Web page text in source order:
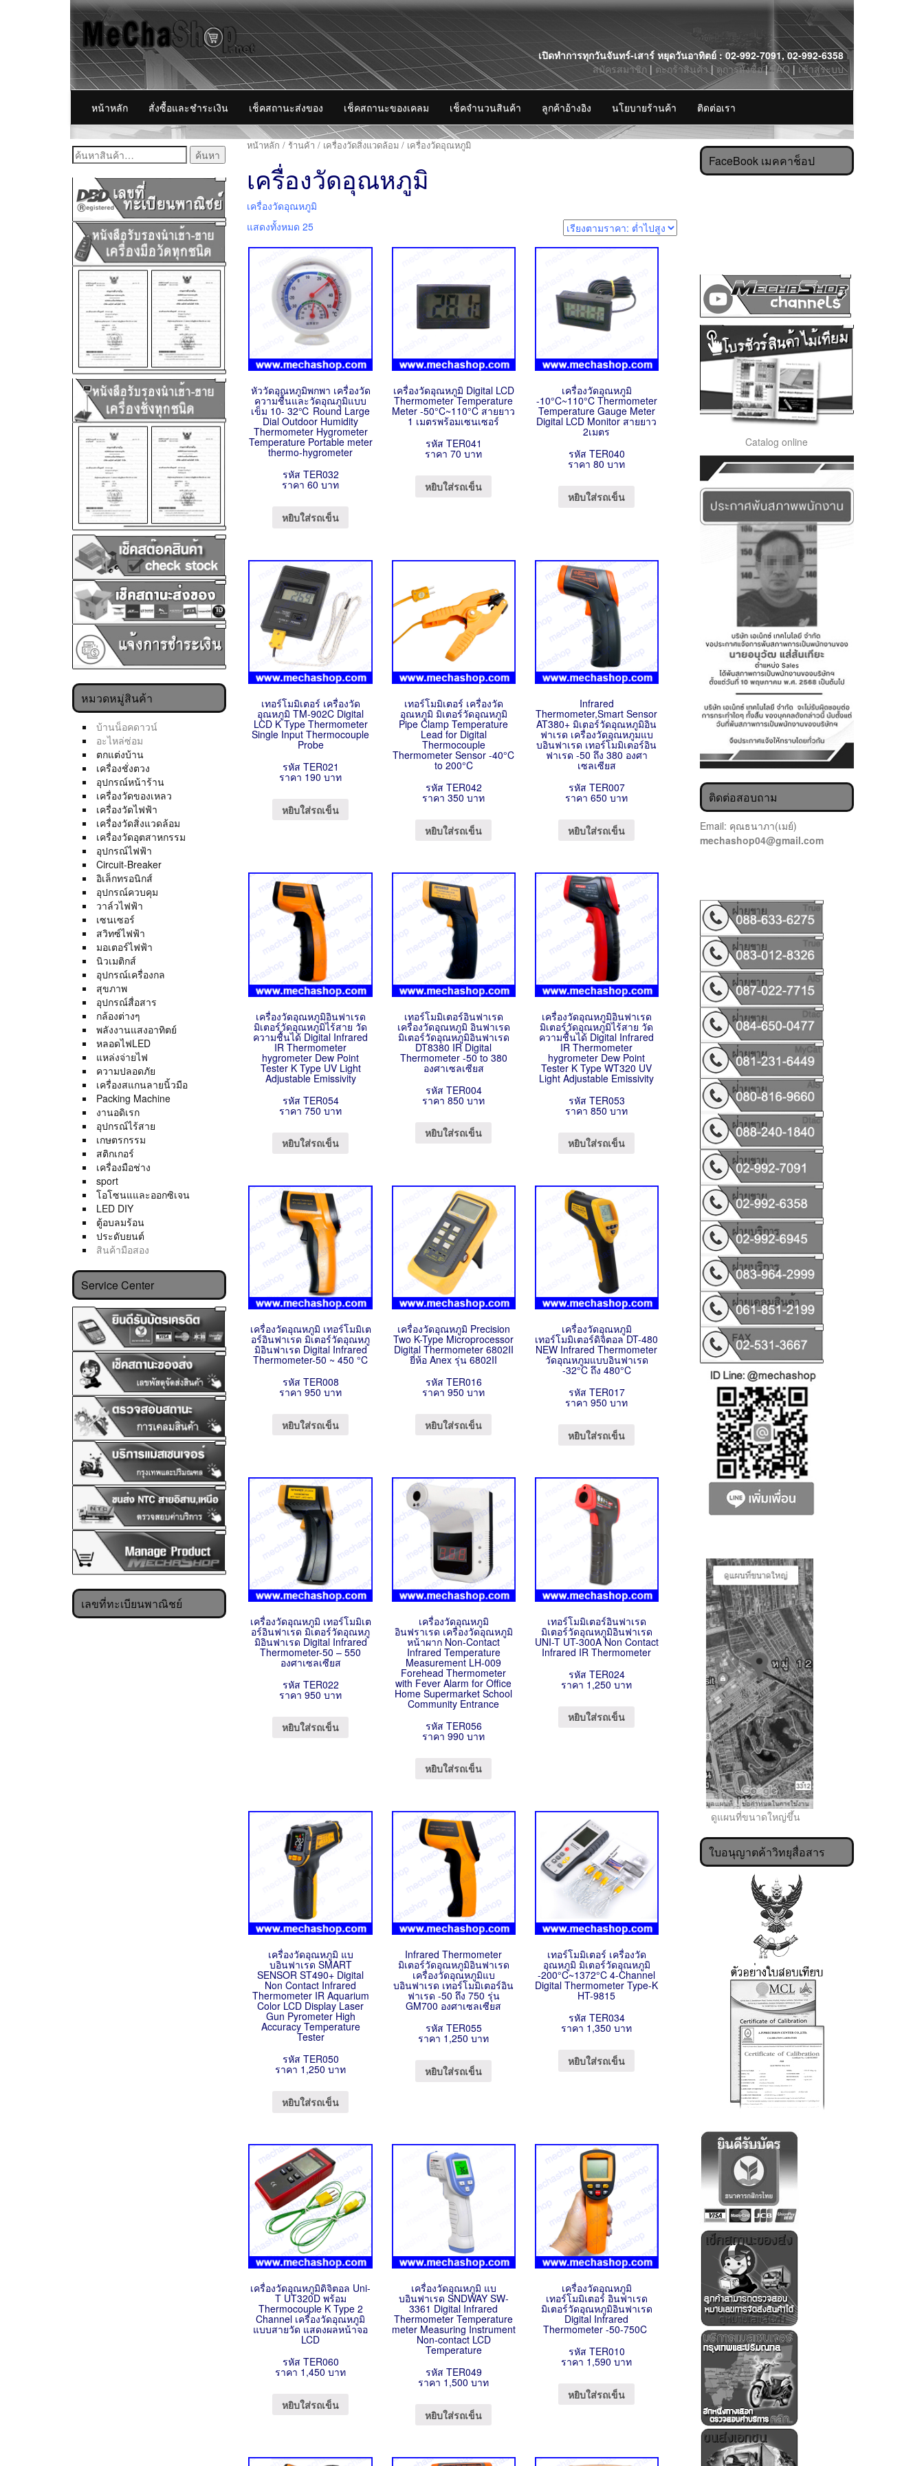
Skip
to
content
เปิดทำการทุกวันจันทร์-เสาร์ หยุดวันอาทิตย์ : 02-992-7091, 02-992-6358
สมัครสมาชิก | ตะกร้าสินค้า|ดูการสั่งซื้อ|FAQ | เข้าสู่ระบบ
หน้าหลัก สั่งซื้อและชำระเงิน เช็คสถานะส่งของ เช็คสถานะของเคลม เช็คจำนวนสินค้า ลูกค้าอ้างอิง นโยบายร้านค้า ติดต่อเรา
ค้นหา:
หมวดหมู่สินค้า
บ้านน็อคดาวน์
อะไหล่ซ่อม
ตกแต่งบ้าน
เครื่องชั่งตวง
อุปกรณ์หน้าร้าน
เครื่องวัดของเหลว
เครื่องวัดไฟฟ้า
เครื่องวัดสิ่งแวดล้อม
เครื่องวัดอุตสาหกรรม
อุปกรณ์ไฟฟ้า
Circuit-Breaker
อิเล็กทรอนิกส์
อุปกรณ์ควบคุม
วาล์วไฟฟ้า
เซนเซอร์
สวิทซ์ไฟฟ้า
มอเตอร์ไฟฟ้า
นิวเมติกส์
อุปกรณ์เครื่องกล
สุขภาพ
อุปกรณ์สื่อสาร
กล้องต่างๆ
พลังงานแสงอาทิตย์
หลอดไฟLED
แหล่งจ่ายไฟ
ความปลอดภัย
เครื่องสแกนลายนิ้วมือ
Packing Machine
งานอดิเรก
อุปกรณ์ไร้สาย
เกษตรกรรม
สติกเกอร์
เครื่องมือช่าง
sport
โอโซนแและออกซิเจน
LED DIY
ตู้อบลมร้อน
ประดับยนต์
สินค้ามือสอง
Service Center
เลขที่ทะเบียนพาณิชย์
หน้าหลัก / ร้านค้า / เครื่องวัดสิ่งแวดล้อม / เครื่องวัดอุณหภูมิ
เครื่องวัดอุณหภูมิ
เครื่องวัดอุณหภูมิ
แสดงทั้งหมด 25
หัววัดอุณหภูมิพกพา เครื่องวัด
ความชื้นและวัดอุณภูมิแบบ
เข็ม 10- 32℃ Round Large
Dial Outdoor Humidity
Thermometer Hygrometer
Temperature Portable meter
thermo-hygrometer
รหัส TER032
ราคา 60 บาท
หยิบใส่รถเข็น
เครื่องวัดอุณหภูมิ Digital LCD
Thermometer Temperature
Meter -50°C~110°C สายยาว
1 เมตรพร้อมเซนเซอร์
รหัส TER041
ราคา 70 บาท
หยิบใส่รถเข็น
เครื่องวัดอุณหภูมิ
-10°C~110°C Thermometer
Temperature Gauge Meter
Digital LCD Monitor สายยาว
2เมตร
รหัส TER040
ราคา 80 บาท
หยิบใส่รถเข็น
เทอร์โมมิเตอร์ เครื่องวัด
อุณหภูมิ TM-902C Digital
LCD K Type Thermometer
Single Input Thermocouple
Probe
รหัส TER021
ราคา 190 บาท
หยิบใส่รถเข็น
เทอร์โมมิเตอร์ เครื่องวัด
อุณหภูมิ มิเตอร์วัดอุณหภูมิ
Pipe Clamp Temperature
Lead for Digital
Thermocouple
Thermometer Sensor -40°C
to 200°C
รหัส TER042
ราคา 350 บาท
หยิบใส่รถเข็น
Infrared
Thermometer,Smart Sensor
AT380+ มิเตอร์วัดอุณหภูมิอิน
ฟาเรด เครื่องวัดอุณหภูมแบ
บอินฟาเรด เทอร์โมมิเตอร์อิน
ฟาเรด -50 ถึง 380 องศา
เซลเซียส
รหัส TER007
ราคา 650 บาท
หยิบใส่รถเข็น
เครื่องวัดอุณหภูมิอินฟาเรด
มิเตอร์วัดอุณหภูมิไร้สาย วัด
ความชื้นได้ Digital Infrared
IR Thermometer
hygrometer Dew Point
Tester K Type UV Light
Adjustable Emissivity
รหัส TER054
ราคา 750 บาท
หยิบใส่รถเข็น
เทอร์โมมิเตอร์อินฟาเรด
เครื่องวัดอุณหภูมิ อินฟาเรด
มิเตอร์วัดอุณหภูมิอินฟาเรด
DT8380 IR Digital
Thermometer -50 to 380
องศาเซลเซียส
รหัส TER004
ราคา 850 บาท
หยิบใส่รถเข็น
เครื่องวัดอุณหภูมิอินฟาเรด
มิเตอร์วัดอุณหภูมิไร้สาย วัด
ความชื้นได้ Digital Infrared
IR Thermometer
hygrometer Dew Point
Tester K Type WT320 UV
Light Adjustable Emissivity
รหัส TER053
ราคา 850 บาท
หยิบใส่รถเข็น
เครื่องวัดอุณหภูมิ เทอร์โมมิเต
อร์อินฟาเรด มิเตอร์วัดอุณหภู
มิอินฟาเรด Digital Infrared
Thermometer-50 ~ 450 °C
รหัส TER008
ราคา 950 บาท
หยิบใส่รถเข็น
เครื่องวัดอุณหภูมิ Precision
Two K-Type Microprocessor
Digital Thermometer 6802II
ยี่ห้อ Anex รุ่น 6802II
รหัส TER016
ราคา 950 บาท
หยิบใส่รถเข็น
เครื่องวัดอุณหภูมิ
เทอร์โมมิเตอร์ดิจิตอล DT-480
NEW Infrared Thermometer
วัดอุณหภูมแบบอินฟาเรด
-32°C ถึง 480°C
รหัส TER017
ราคา 950 บาท
หยิบใส่รถเข็น
เครื่องวัดอุณหภูมิ เทอร์โมมิเต
อร์อินฟาเรด มิเตอร์วัดอุณหภู
มิอินฟาเรด Digital Infrared
Thermometer-50 – 550
องศาเซลเซียส
รหัส TER022
ราคา 950 บาท
หยิบใส่รถเข็น
เครื่องวัดอุณหภูมิ
อินฟราเรด เครื่องวัดอุณหภูมิ
หน้าผาก Non-Contact
Infrared Temperature
Measurement LH-009
Forehead Thermometer
with Fever Alarm for Office
Home Supermarket School
Community Entrance
รหัส TER056
ราคา 990 บาท
หยิบใส่รถเข็น
เทอร์โมมิเตอร์อินฟาเรด
มิเตอร์วัดอุณหภูมิอินฟาเรด
UNI-T UT-300A Non Contact
Infrared IR Thermometer
รหัส TER024
ราคา 1,250 บาท
หยิบใส่รถเข็น
เครื่องวัดอุณหภูมิ แบ
บอินฟาเรด SMART
SENSOR ST490+ Digital
Non Contact Infrared
Thermometer IR Aquarium
Color LCD Display Laser
Gun Pyrometer High
Accuracy Temperature
Tester
รหัส TER050
ราคา 1,250 บาท
หยิบใส่รถเข็น
Infrared Thermometer
มิเตอร์วัดอุณหภูมิอินฟาเรด
เครื่องวัดอุณหภูมิแบ
บอินฟาเรด เทอร์โมมิเตอร์อิน
ฟาเรด -50 ถึง 750 รุ่น
GM700 องศาเซลเซียส
รหัส TER055
ราคา 1,250 บาท
หยิบใส่รถเข็น
เทอร์โมมิเตอร์ เครื่องวัด
อุณหภูมิ มิเตอร์วัดอุณหภูมิ
-200°C~1372°C 4-Channel
Digital Thermometer Type-K
HT-9815
รหัส TER034
ราคา 1,350 บาท
หยิบใส่รถเข็น
เครื่องวัดอุณหภูมิดิจิตอล Uni-
T UT320D พร้อม
Thermocouple K Type 2
Channel เครื่องวัดอุณหภูมิ
แบบสายวัด แสดงผลหน้าจอ
LCD
รหัส TER060
ราคา 1,450 บาท
หยิบใส่รถเข็น
เครื่องวัดอุณหภูมิ แบ
บอินฟาเรด SNDWAY SW-
3361 Digital Infrared
Thermometer Temperature
meter Measuring Instrument
Non-contact LCD
Temperature
รหัส TER049
ราคา 1,500 บาท
หยิบใส่รถเข็น
เครื่องวัดอุณหภูมิ
เทอร์โมมิเตอร์ อินฟาเรด
มิเตอร์วัดอุณหภูมิอินฟาเรด
Digital Infrared
Thermometer -50-750C
รหัส TER010
ราคา 1,590 บาท
หยิบใส่รถเข็น
FaceBook เมคคาช็อป
Catalog online
ติดต่อสอบถาม
Email: คุณธนาภา(เมย์)
mechashop04@gmail.com
ดูแผนที่ขนาดใหญ่ขึ้น
ใบอนุญาตค้าวิทยุสื่อสาร